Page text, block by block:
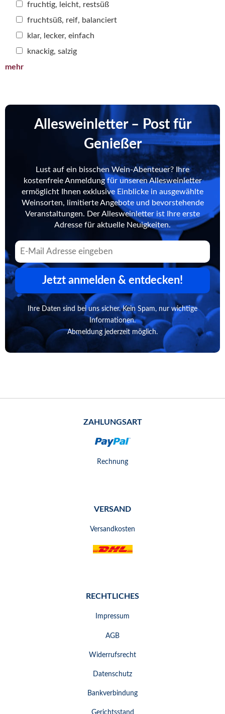
fruchtig, leicht, restsüß
fruchtsüß, reif, balanciert
klar, lecker, einfach
knackig, salzig
mehr
Allesweinletter – Post für
Genießer
Lust auf ein bisschen Wein-Abenteuer? Ihre
kostenfreie Anmeldung für unseren Allesweinletter
ermöglicht Ihnen exklusive Einblicke in ausgewählte
Weinsorten, limitierte Angebote und bevorstehende
Veranstaltungen. Der Allesweinletter ist Ihre erste
Adresse für aktuelle Neuigkeiten.
Jetzt anmelden & entdecken!
Ihre Daten sind bei uns sicher. Kein Spam, nur wichtige
Informationen.
Abmeldung jederzeit möglich.
ZAHLUNGSART
Rechnung
VERSAND
Versandkosten
RECHTLICHES
Impressum
AGB
Widerrufsrecht
Datenschutz
Bankverbindung
Gerichtsstand